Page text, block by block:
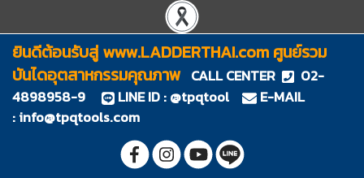
ยินดีต้อนรับสู่ www.LADDERTHAI.com ศูนย์รวม
บันไดอุตสาหกรรมคุณภาพ CALL CENTER
02-
4898958-9
LINE ID : @tpqtool
E-MAIL
:info@tpqtools.com